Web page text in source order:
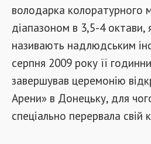
володарка колоратурного
діапазоном в 3,5-4 октави,
називають надлюдським
серпня 2009 року її
завершував церемонію
Арени» в Донецьку, для
спеціально перервала свій